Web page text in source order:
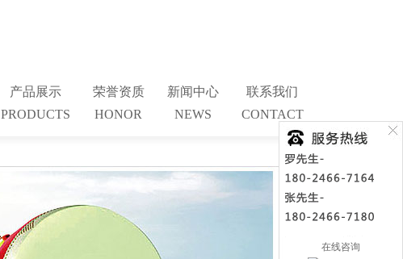
产品展示
PRODUCTS
荣誉资质
HONOR
新闻中心
NEWS
联系我们
CONTACT
在线咨询